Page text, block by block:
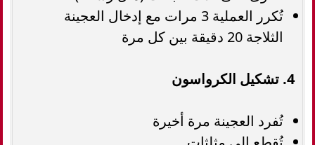
تُكرر العملية 3 مرات مع إدخال العجينة
الثلاجة 20 دقيقة بين كل مرة
4. تشكيل الكرواسون
تُفرد العجينة مرة أخيرة